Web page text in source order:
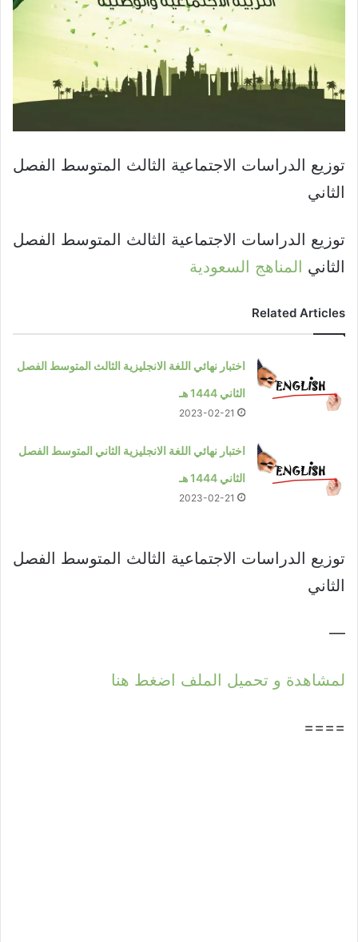
توزيع الدراسات الاجتماعية الثالث المتوسط الفصل
الثاني
توزيع الدراسات الاجتماعية الثالث المتوسط الفصل
الثاني المناهج السعودية
Related Articles
اختبار نهائي اللغة الانجليزية الثالث المتوسط الفصل
الثاني 1444 هـ
2023-02-21
اختبار نهائي اللغة الانجليزية الثاني المتوسط الفصل
الثاني 1444 هـ
2023-02-21
توزيع الدراسات الاجتماعية الثالث المتوسط الفصل
الثاني
—
لمشاهدة و تحميل الملف اضغط هنا
====